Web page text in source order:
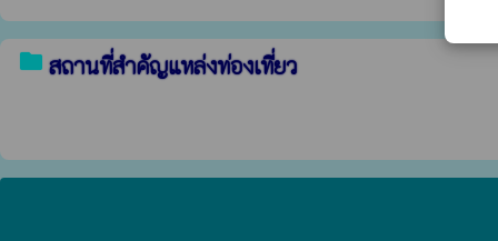
folder สถานที่สำคัญแหล่งท่องเที่ยว